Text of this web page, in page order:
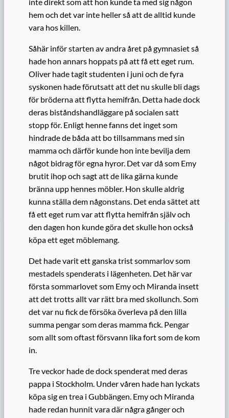
hem och det var inte heller så att de alltid kunde
vara hos killen.
Såhär inför starten av andra året på gymnasiet så
hade hon annars hoppats på att få ett eget rum.
Oliver hade tagit studenten i juni och de fyra
syskonen hade förutsatt att det nu skulle bli dags
för bröderna att flytta hemifrån. Detta hade dock
deras biståndshandläggare på socialen satt
stopp för. Enligt henne fanns det inget som
hindrade de båda att bo tillsammans med sin
mamma och därför kunde hon inte bevilja dem
något bidrag för egna hyror. Det var då som Emy
brutit ihop och sagt att de lika gärna kunde
bränna upp hennes möbler. Hon skulle aldrig
kunna ställa dem någonstans. Det enda sättet att
få ett eget rum var att flytta hemifrån själv och
den dagen hon kunde göra det skulle hon också
köpa ett eget möblemang.
Det hade varit ett ganska trist sommarlov som
mestadels spenderats i lägenheten. Det här var
första sommarlovet som Emy och Miranda insett
att det trotts allt var rätt bra med skollunch. Som
det var nu fick de försöka överleva på den lilla
summa pengar som deras mamma fick. Pengar
som allt som oftast försvann lika fort som de kom
in.
Tre veckor hade de dock spenderat med deras
pappa i Stockholm. Under våren hade han lyckats
köpa sig en trea i Gubbängen. Emy och Miranda
hade redan hunnit vara där några gånger och